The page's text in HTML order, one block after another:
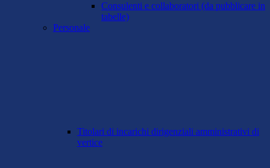
Consulenti e collaboratori (da pubblicare in
tabelle)
Personale
Titolari di incarichi dirigenziali amministrativi di
vertice